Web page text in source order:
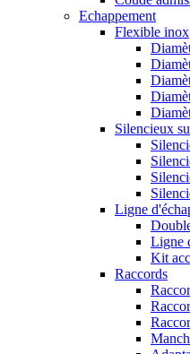
Echappement
Flexible inox
Silencieux
Ligne
Ligne
Kit
Raccords